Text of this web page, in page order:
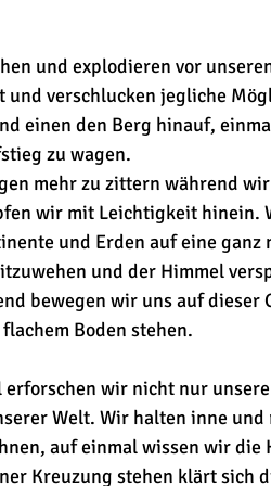
und explodieren vor
und verschlucken jegliche
einen den Berg hinauf,
zu wagen.
mehr zu zittern während
wir mit Leichtigkeit hinein.
und Erden auf eine
und der Himmel
bewegen wir uns auf
Boden stehen.
erforschen wir nicht nur
Welt. Wir halten inne
auf einmal wissen wir die
Kreuzung stehen klärt sich